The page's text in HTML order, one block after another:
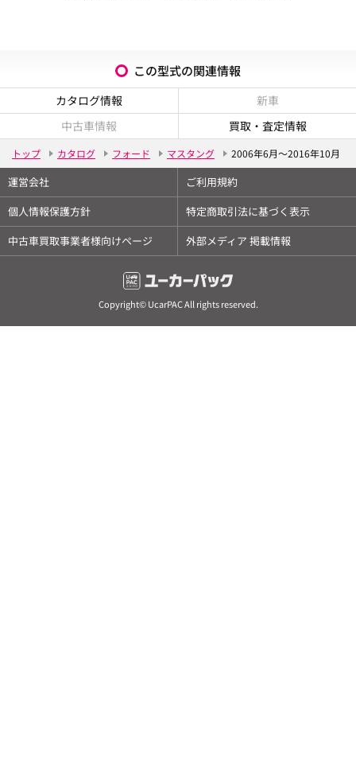
この型式の関連情報
カタログ情報
新車
中古車情報
買取・査定情報
トップ カタログ フォード マスタング 2006年6月～2016年10月
運営会社
ご利用規約
個人情報保護方針
特定商取引法に基づく表示
中古車買取事業者様向けページ
外部メディア 掲載情報
Copyright© UcarPAC All rights reserved.